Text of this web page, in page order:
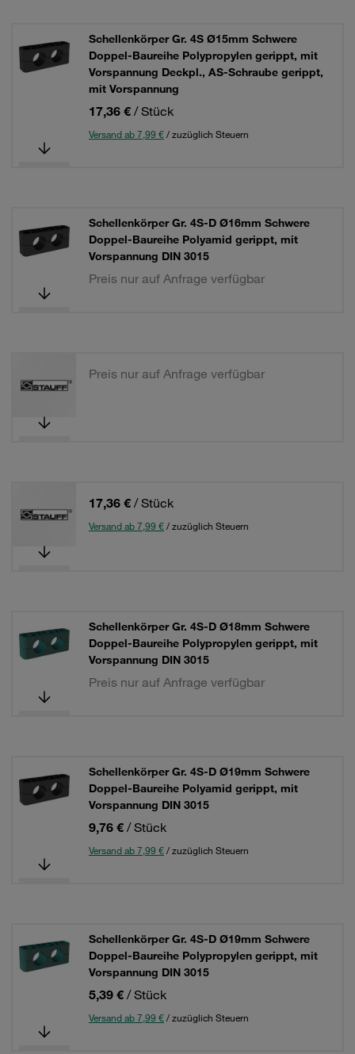
Schellenkörper Gr. 4S Ø15mm Schwere
Doppel-Baureihe Polypropylen gerippt, mit
Vorspannung Deckpl., AS-Schraube gerippt,
mit Vorspannung
17,36 € / Stück
Versand ab 7,99 €/ zuzüglich Steuern
Schellenkörper Gr. 4S-D Ø16mm Schwere
Doppel-Baureihe Polyamid gerippt, mit
Vorspannung DIN 3015
Preis nur auf Anfrage verfügbar
Preis nur auf Anfrage verfügbar
17,36 € / Stück
Versand ab 7,99 €/ zuzüglich Steuern
Schellenkörper Gr. 4S-D Ø18mm Schwere
Doppel-Baureihe Polypropylen gerippt, mit
Vorspannung DIN 3015
Preis nur auf Anfrage verfügbar
Schellenkörper Gr. 4S-D Ø19mm Schwere
Doppel-Baureihe Polyamid gerippt, mit
Vorspannung DIN 3015
9,76 € / Stück
Versand ab 7,99 €/ zuzüglich Steuern
Schellenkörper Gr. 4S-D Ø19mm Schwere
Doppel-Baureihe Polypropylen gerippt, mit
Vorspannung DIN 3015
5,39 € / Stück
Versand ab 7,99 €/ zuzüglich Steuern